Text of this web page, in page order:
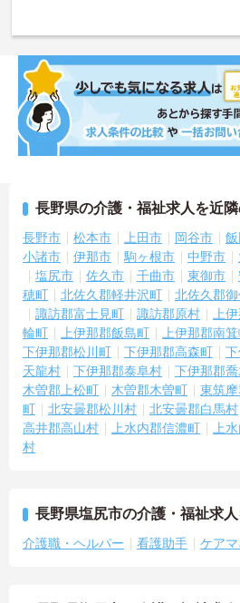
長野県の介護・福祉求人を近
長野市 松本市 上田市 岡谷市
小諸市
伊那市 駒ヶ根市 中野市
塩尻市
佐久市 千曲市 東御市
穂町
北佐久郡軽井沢町 北佐久郡
諏訪郡富士見町
諏訪郡原村 上
輪町
上伊那郡飯島町 上伊那郡南
下伊那郡松川町
下伊那郡高森町
天龍村
下伊那郡泰阜村 下伊那郡
木曽郡上松町
木曽郡木曽町 東筑
町
北安曇郡松川村 北安曇郡白馬村
高井郡高山村
上水内郡信濃町 上
村
長野県塩尻市の介護・福祉求
介護職・ヘルパー 看護助手 ケア